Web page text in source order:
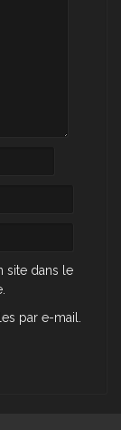
site dans le
par e-mail.